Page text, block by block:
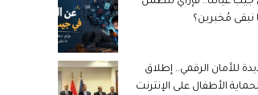
نبقى مُخبرين؟
للأمان الرقمي.. إطلاق
الأطفال على الإنترنت